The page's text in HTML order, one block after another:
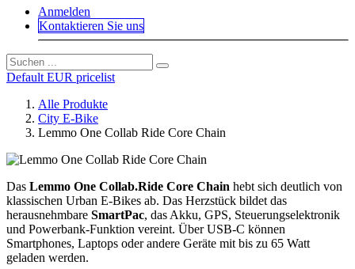
Anmelden
Kontaktieren Sie uns
Default EUR pricelist
Alle Produkte
City E-Bike
Lemmo One Collab Ride Core Chain
Das Lemmo One Collab.Ride Core Chain hebt sich deutlich von
klassischen Urban E-Bikes ab. Das Herzstück bildet das
herausnehmbare SmartPac, das Akku, GPS, Steuerungselektronik
und Powerbank-Funktion vereint. Über USB-C können
Smartphones, Laptops oder andere Geräte mit bis zu 65 Watt
geladen werden.